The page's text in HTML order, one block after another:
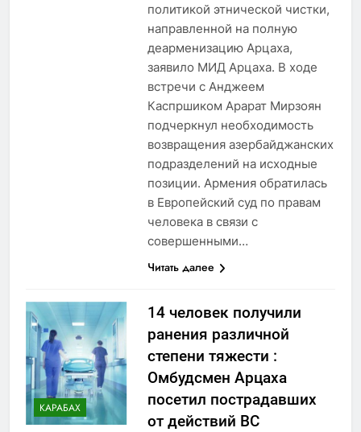
политикой этнической чистки,
направленной на полную
деарменизацию Арцаха,
заявило МИД Арцаха. В ходе
встречи с Анджеем
Каспршиком Арарат Мирзоян
подчеркнул необходимость
возвращения азербайджанских
подразделений на исходные
позиции. Армения обратилась
в Европейский суд по правам
человека в связи с
совершенными…
Читать далее
КАРАБАХ
14 человек получили
ранения различной
степени тяжести :
Омбудсмен Арцаха
посетил пострадавших
от действий ВС